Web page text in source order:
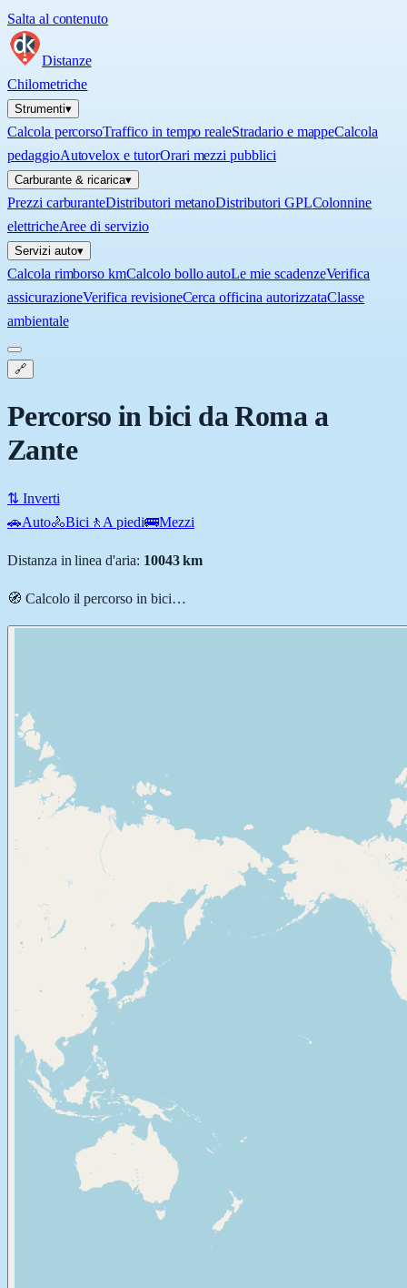
Salta al contenuto
Distanze
Chilometriche
Strumenti▾
Calcola percorsoTraffico in tempo realeStradario e mappeCalcola
pedaggioAutovelox e tutorOrari mezzi pubblici
Carburante & ricarica▾
Prezzi carburanteDistributori metanoDistributori GPLColonnine
elettricheAree di servizio
Servizi auto▾
Calcola rimborso kmCalcolo bollo autoLe mie scadenzeVerifica
assicurazioneVerifica revisioneCerca officina autorizzataClasse
ambientale
🔗
Percorso in bici da Roma a
Zante
⇅ Inverti
🚗Auto🚴Bici 🚶 A piedi🚌Mezzi
Distanza in linea d'aria: 10043km
🧭 Calcolo il percorso in bici…